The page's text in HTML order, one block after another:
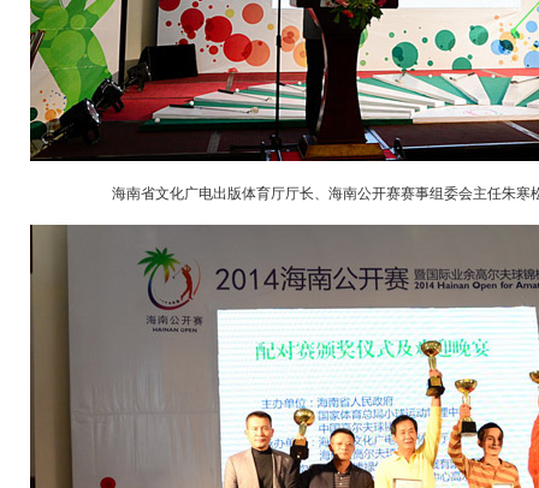
海南省文化广电出版体育厅厅长、海南公开赛赛事组委会主任朱寒